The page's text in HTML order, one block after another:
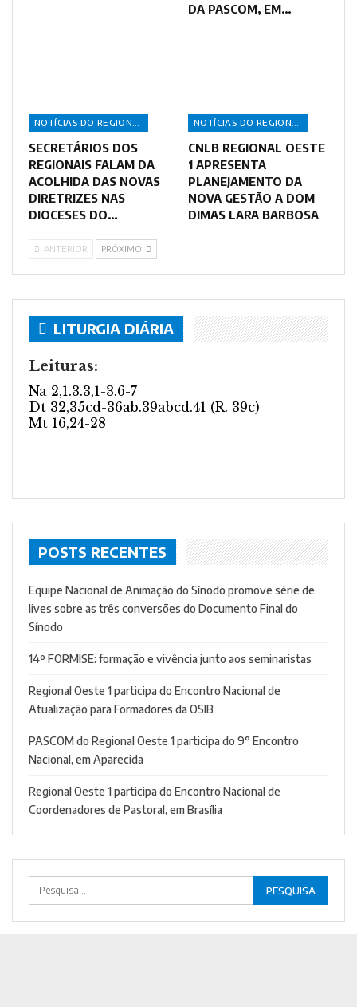
DA PASCOM, EM…
SECRETÁRIOS DOS
REGIONAIS FALAM DA
ACOLHIDA DAS NOVAS
DIRETRIZES NAS
DIOCESES DO…
CNLB REGIONAL OESTE
1 APRESENTA
PLANEJAMENTO DA
NOVA GESTÃO A DOM
DIMAS LARA BARBOSA
ANTERIOR PRÓXIMO
LITURGIA DIÁRIA
POSTS RECENTES
Equipe Nacional de Animação do Sínodo promove série de
lives sobre as três conversões do Documento Final do
Sínodo
14º FORMISE: formação e vivência junto aos seminaristas
Regional Oeste 1 participa do Encontro Nacional de
Atualização para Formadores da OSIB
PASCOM do Regional Oeste 1 participa do 9° Encontro
Nacional, em Aparecida
Regional Oeste 1 participa do Encontro Nacional de
Coordenadores de Pastoral, em Brasília